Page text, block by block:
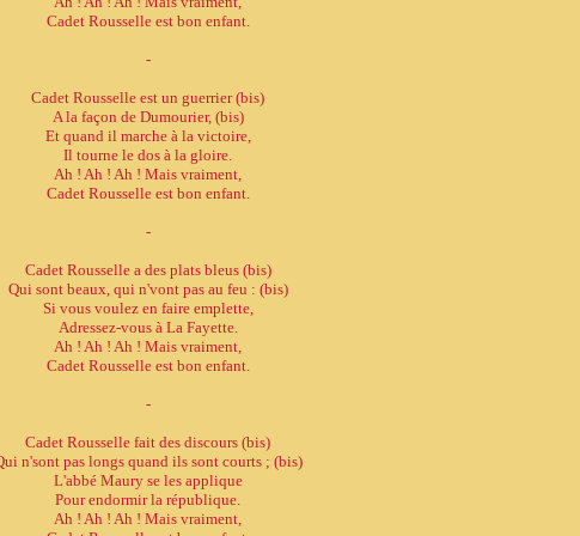
Cadet Rousselle est bon enfant.
-
Cadet Rousselle est un guerrier (bis)
A la façon de Dumourier, (bis)
Et quand il marche à la victoire,
Il tourne le dos à la gloire.
Ah ! Ah ! Ah ! Mais vraiment,
Cadet Rousselle est bon enfant.
-
Cadet Rousselle a des plats bleus (bis)
Qui sont beaux, qui n'vont pas au feu : (bis)
Si vous voulez en faire emplette,
Adressez-vous à La Fayette.
Ah ! Ah ! Ah ! Mais vraiment,
Cadet Rousselle est bon enfant.
-
Cadet Rousselle fait des discours (bis)
n'sont pas longs quand ils sont courts ; (bis)
L'abbé Maury se les applique
Pour endormir la république.
Ah ! Ah ! Ah ! Mais vraiment,